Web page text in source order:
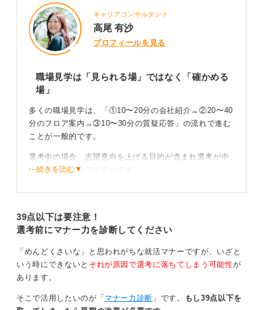
キャリアコンサルタント
高尾 有沙
プロフィールを見る
職場見学は「見られる場」ではなく「確かめる
場」
多くの職場見学は、「①10〜20分の会社紹介→②20〜40
分のフロア案内→③10〜30分の質疑応答」の流れで進む
ことが一般的です。
選考中の場合、志望意向を上げる目的が含まれ選考が中
心ではないケースが多いです。
と質問の質です。
服装は指定がなければスーツ、私服指定ならビジネスカ
ジュアルが無難です。受付〜退館までの所作を丁寧に、
見られている意識を持ちましょう。
⋯続きを読む▼
39点以下は要注意！
選考前にマナー力を診断してください
「めんどくさいな」と思われがちな就活マナーですが、いざと
いう時にできないと それが原因で選考に落ちてしまう可能性が
あります。
そこで活用したいのが「 マナー力診断 」です。
もし39点以下を